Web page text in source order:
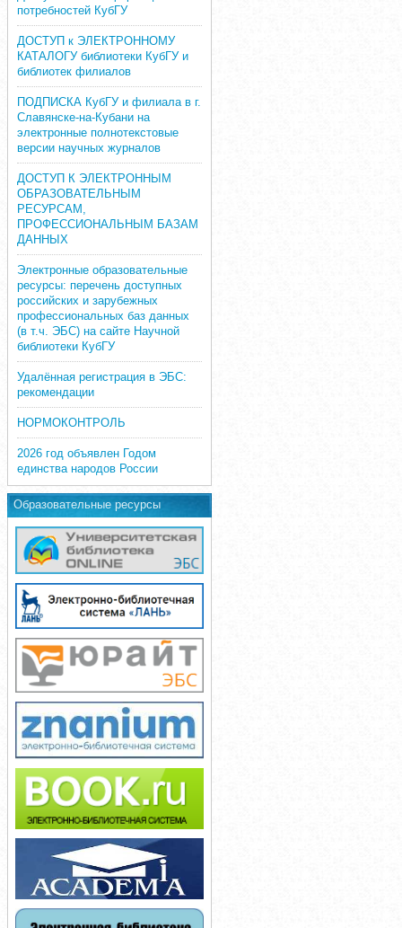
потребностей КубГУ
ДОСТУП к ЭЛЕКТРОННОМУ
КАТАЛОГУ библиотеки КубГУ и
библиотек филиалов
ПОДПИСКА КубГУ и филиала в г.
Славянске-на-Кубани на
электронные полнотекстовые
версии научных журналов
ДОСТУП К ЭЛЕКТРОННЫМ
ОБРАЗОВАТЕЛЬНЫМ
РЕСУРСАМ,
ПРОФЕССИОНАЛЬНЫМ БАЗАМ
ДАННЫХ
Электронные образовательные
ресурсы: перечень доступных
российских и зарубежных
профессиональных баз данных
(в т.ч. ЭБС) на сайте Научной
библиотеки КубГУ
Удалённая регистрация в ЭБС:
рекомендации
НОРМОКОНТРОЛЬ
2026 год объявлен Годом
единства народов России
Образовательные ресурсы